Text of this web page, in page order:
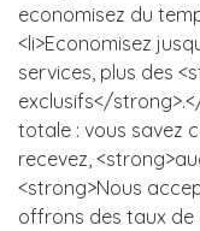
economisez du
<li>Economisez
services, plus des
exclusifs</
totale : vous savez
recevez,
<strong>Nous
offrons des taux de